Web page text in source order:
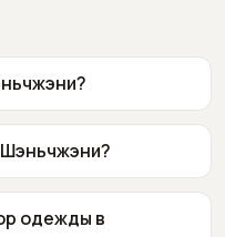
одежды в